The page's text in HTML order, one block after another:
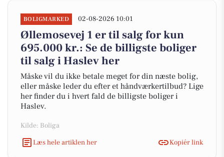
BOLIGMARKED 02-08-2026 10:01
Øllemosevej 1 er til salg for kun
695.000 kr.: Se de billigste boliger
til salg i Haslev her
Måske vil du ikke betale meget for din næste bolig,
eller måske leder du efter et håndværkertilbud? Lige
her finder du i hvert fald de billigste boliger i
Haslev.
Kilde: Boliga
Læs hele artiklen her
Kopiér link